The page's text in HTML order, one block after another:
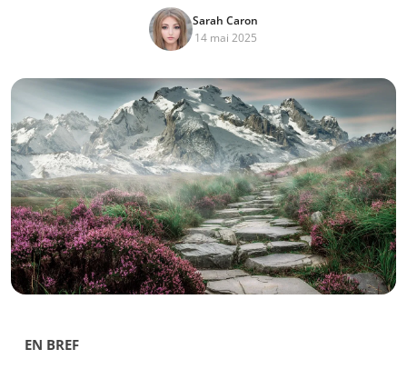
Sarah Caron
14 mai 2025
EN BREF